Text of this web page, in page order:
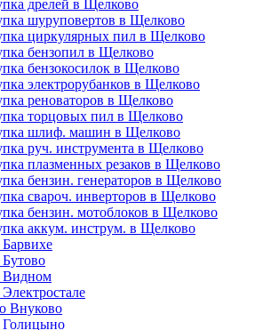
дрелей в Щелково
шуруповертов в Щелково
циркулярных пил в Щелково
бензопил в Щелково
бензокосилок в Щелково
электрорубанков в Щелково
реноваторов в Щелково
торцовых пил в Щелково
шлиф. машин в Щелково
руч. инструмента в Щелково
плазменных резаков в Щелково
бензин. генераторов в Щелково
свароч. инверторов в Щелково
бензин. мотоблоков в Щелково
аккум. инструм. в Щелково
Видном
Внуково
Голицыно